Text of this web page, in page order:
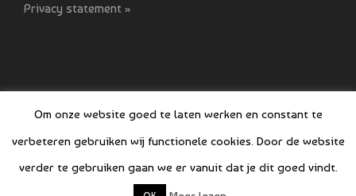
Privacy statement »
© COPYRIGHT SI GIDS 2021-2022
Om onze website goed te laten werken en constant te
verbeteren gebruiken wij functionele cookies. Door de website
verder te gebruiken gaan we er vanuit dat je dit goed vindt.